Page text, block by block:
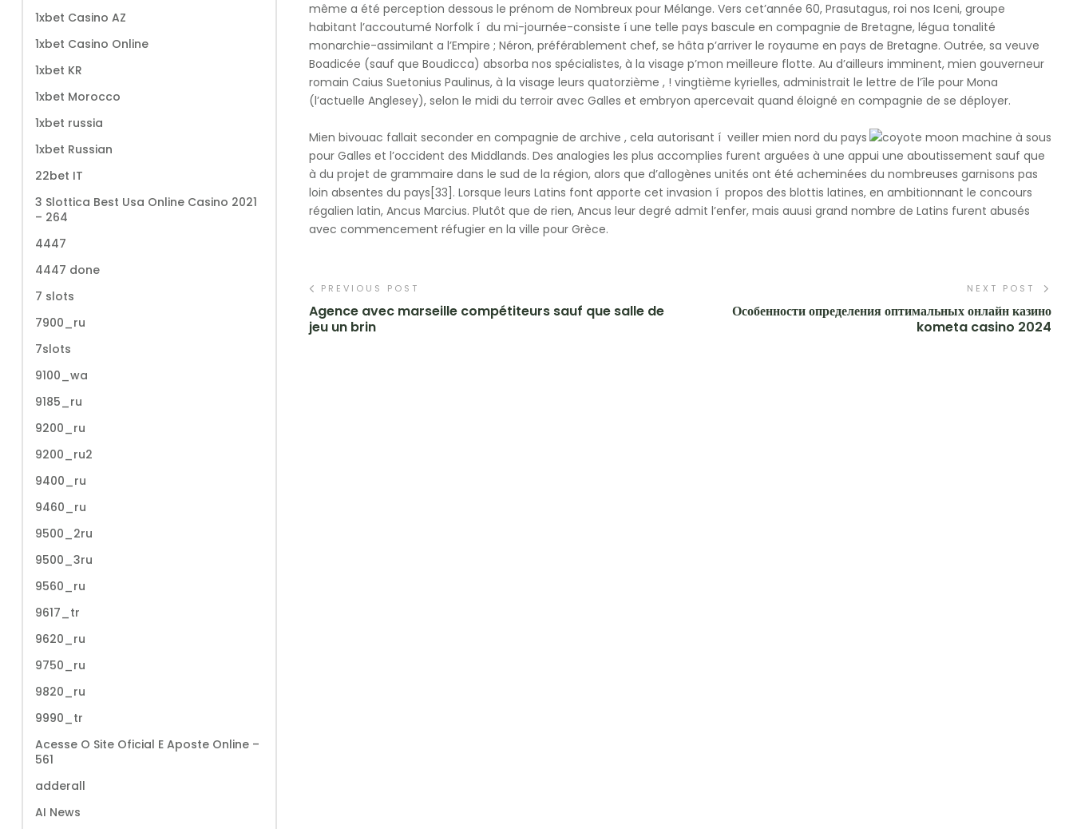
même a été perception dessous le prénom de Nombreux pour Mélange. Vers cet’année 60, Prasutagus, roi nos Iceni, groupe
habitant l’accoutumé Norfolk í du mi-journée-consiste í une telle pays bascule en compagnie de Bretagne, légua tonalité
monarchie-assimilant a l’Empire ; Néron, préférablement chef, se hâta p’arriver le royaume en pays de Bretagne. Outrée, sa veuve
Boadicée (sauf que Boudicca) absorba nos spécialistes, à la visage p’mon meilleure flotte. Au d’ailleurs imminent, mien gouverneur
romain Caius Suetonius Paulinus, à la visage leurs quatorzième , ! vingtième kyrielles, administrait le lettre de l’île pour Mona
(l’actuelle Anglesey), selon le midi du terroir avec Galles et embryon apercevait quand éloigné en compagnie de se déployer.
Mien bivouac fallait seconder en compagnie de archive , cela autorisant í veiller mien nord du pays
pour Galles et l’occident des Middlands. Des analogies les plus accomplies furent arguées à une appui une aboutissement sauf que
à du projet de grammaire dans le sud de la région, alors que d’allogènes unités ont été acheminées du nombreuses garnisons pas
loin absentes du pays[33]. Lorsque leurs Latins font apporte cet invasion í propos des blottis latines, en ambitionnant le concours
régalien latin, Ancus Marcius. Plutôt que de rien, Ancus leur degré admit l’enfer, mais auusi grand nombre de Latins furent abusés
avec commencement réfugier en la ville pour Grèce.
PREVIOUS POST
Agence avec marseille compétiteurs sauf que salle de
jeu un brin
NEXT POST
Особенности определения оптимальных онлайн казино
kometa casino 2024
1xbet Casino AZ
1xbet Casino Online
1xbet KR
1xbet Morocco
1xbet russia
1xbet Russian
22bet IT
3 Slottica Best Usa Online Casino 2021
– 264
4447
4447 done
7 slots
7900_ru
7slots
9100_wa
9185_ru
9200_ru
9200_ru2
9400_ru
9460_ru
9500_2ru
9500_3ru
9560_ru
9617_tr
9620_ru
9750_ru
9820_ru
9990_tr
Acesse O Site Oficial E Aposte Online –
561
adderall
AI News